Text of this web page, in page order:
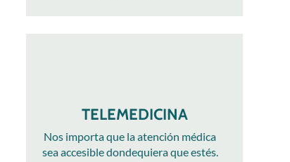
TELEMEDICINA
Nos importa que la atención médica
sea accesible dondequiera que estés.